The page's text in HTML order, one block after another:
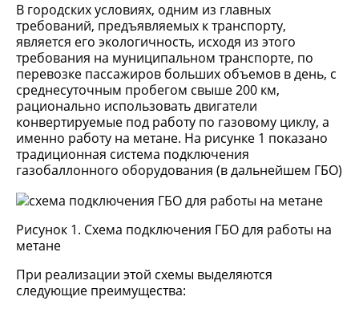
В городских условиях, одним из главных
требований, предъявляемых к транспорту,
является его экологичность, исходя из этого
требования на муниципальном транспорте, по
перевозке пассажиров больших объемов в день, с
среднесуточным пробегом свыше 200 км,
рационально использовать двигатели
конвертируемые под работу по газовому циклу, а
именно работу на метане. На рисунке 1 показано
традиционная система подключения
газобаллонного оборудования (в дальнейшем ГБО)
Рисунок 1. Схема подключения ГБО для работы на
метане
При реализации этой схемы выделяются
следующие преимущества: